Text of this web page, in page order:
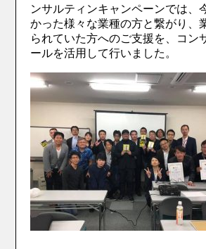
ンサルティンキャンペーンでは、
かった様々な業種の方と繋がり、
られていた方へのご支援を、コン
ールを活用して行いました。